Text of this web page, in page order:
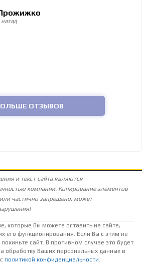
назад
ОТЗЫВОВ
и текст сайта являются
компании. Копирование элементов
частично запрещено, может
которые Вы можете оставить на сайте,
его функционирования. Если Вы с этим не
сайт. В противном случае это будет
обработку Ваших персональных данных в
политикой конфиденциальности